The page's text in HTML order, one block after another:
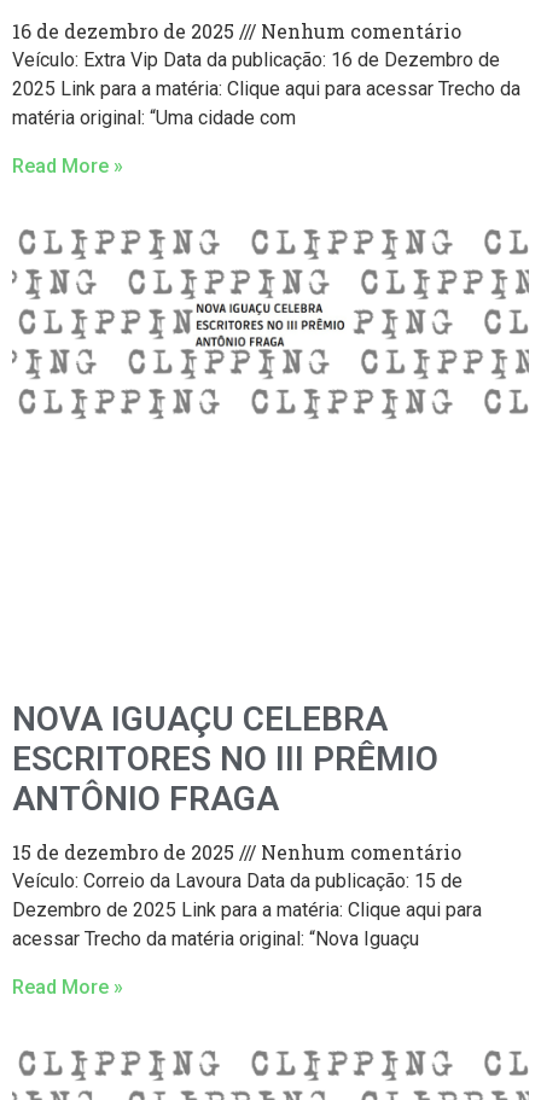
16 de dezembro de 2025 Nenhum comentário
Veículo: Extra Vip Data da publicação: 16 de Dezembro de
2025 Link para a matéria: Clique aqui para acessar Trecho da
matéria original: “Uma cidade com
Read More »
NOVA IGUAÇU CELEBRA
ESCRITORES NO III PRÊMIO
ANTÔNIO FRAGA
15 de dezembro de 2025 Nenhum comentário
Veículo: Correio da Lavoura Data da publicação: 15 de
Dezembro de 2025 Link para a matéria: Clique aqui para
acessar Trecho da matéria original: “Nova Iguaçu
Read More »